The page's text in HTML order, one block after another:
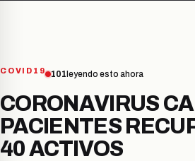
COVID19 101 leyendo esto ahora
CORONAVIRUS
PACIENTES
40 ACTIVOS